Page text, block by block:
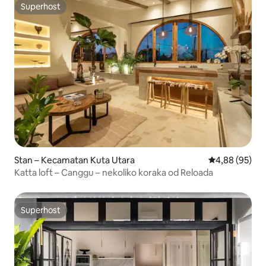
Superhost
Superhost
Stan – Kecamatan Kuta Utara Prosječna
4,88 (95)
Katta loft – Canggu – nekoliko koraka od Reloada
Superhost
Superhost